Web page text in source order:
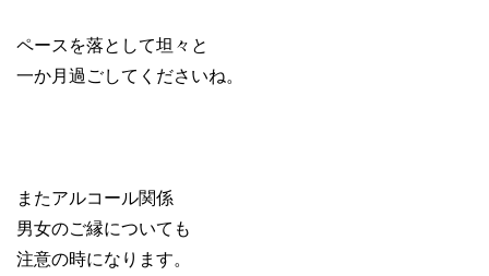
ペースを落として坦々と
一か月過ごしてくださいね。
またアルコール関係
男女のご縁についても
注意の時になります。